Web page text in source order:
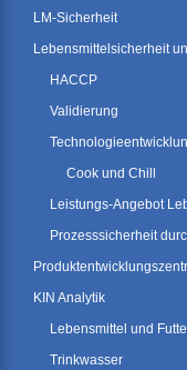
LM-Sicherheit
Lebensmittelsicherheit
HACCP
Validierung
Cook und Chill
Leistungs-Angebot
Prozesssicherheit
KIN Analytik
Lebensmittel und
Trinkwasser